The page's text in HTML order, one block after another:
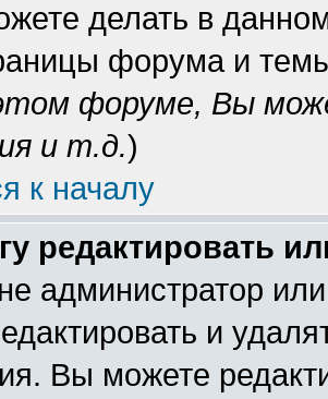
делать в
форума и
форуме, Вы
и т.д.)
к началу
редактировать
администратор
и
Вы можете